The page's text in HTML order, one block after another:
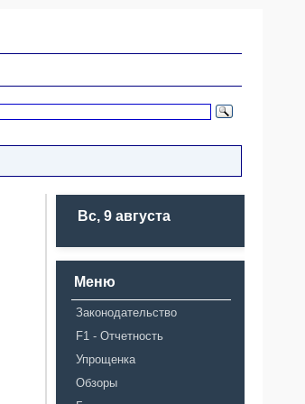
Вс, 9 августа
Меню
Законодательство
F1 - Отчетность
Упрощенка
Обзоры